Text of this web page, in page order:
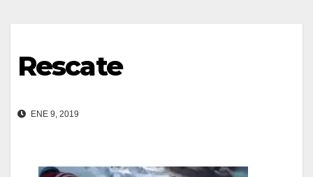
Rescate
ENE 9, 2019